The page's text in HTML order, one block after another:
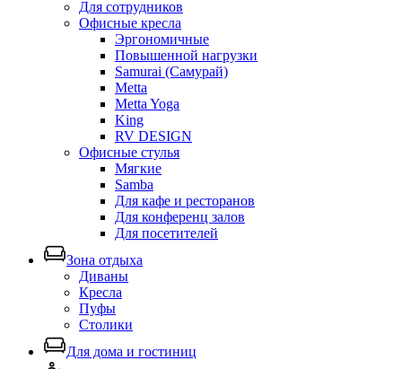
Для сотрудников
Офисные кресла
Эргономичные
Повышенной нагрузки
Samurai (Самурай)
Metta
Metta Yoga
King
RV DESIGN
Офисные стулья
Мягкие
Samba
Для кафе и ресторанов
Для конференц залов
Для посетителей
Зона отдыха
Диваны
Кресла
Пуфы
Столики
Для дома и гостиниц